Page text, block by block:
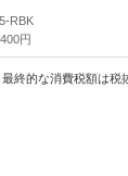
RBK
円
終的な消費税額は税